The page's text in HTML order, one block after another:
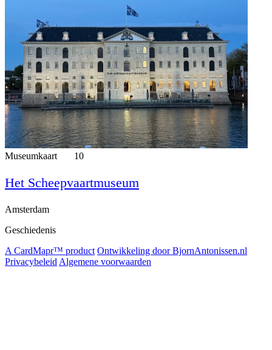
Museumkaart 10
Het Scheepvaartmuseum
Amsterdam
Geschiedenis
A CardMapr™ product Ontwikkeling door BjornAntonissen.nl
Privacybeleid Algemene voorwaarden